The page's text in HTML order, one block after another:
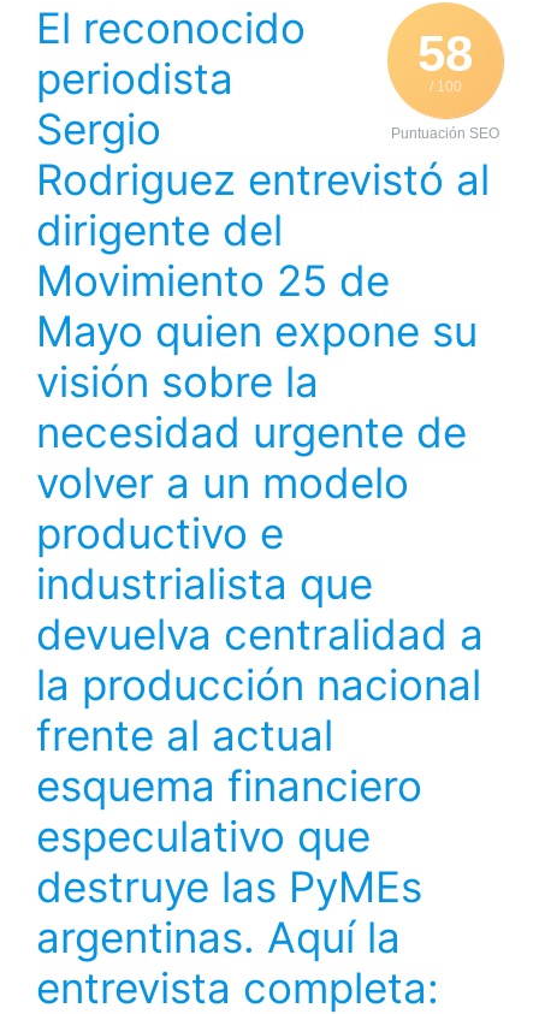
58
/ 100
Puntuación SEO
El reconocido
periodista
Sergio
Rodriguez entrevistó al
dirigente del
Movimiento 25 de
Mayo quien expone su
visión sobre la
necesidad urgente de
volver a un modelo
productivo e
industrialista que
devuelva centralidad a
la producción nacional
frente al actual
esquema financiero
especulativo que
destruye las PyMEs
argentinas. Aquí la
entrevista completa: